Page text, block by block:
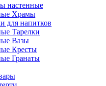
настенные
Храмы
для напитков
Тарелки
Вазы
Кресты
Гранаты